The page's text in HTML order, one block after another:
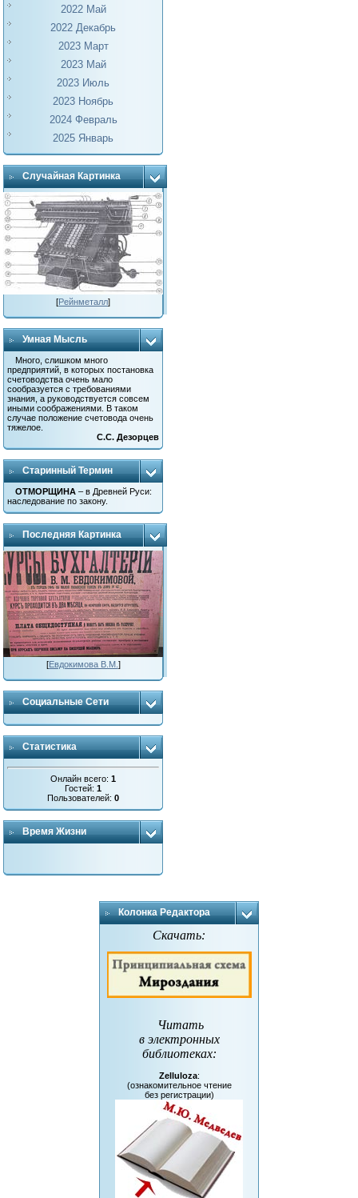
2022 Май
2022 Декабрь
2023 Март
2023 Май
2023 Июль
2023 Ноябрь
2024 Февраль
2025 Январь
Случайная Картинка
[Рейнметалл]
Умная Мысль
Много, слишком много
предприятий, в которых постановка
счетоводства очень мало
сообразуется с требованиями
знания, а руководствуется совсем
иными соображениями. В таком
случае положение счетовода очень
тяжелое.
С.С. Дезорцев
Старинный Термин
ОТМОРЩИНА – в Древней Руси:
наследование по закону.
Последняя Картинка
[Евдокимова В.М. ]
Социальные Сети
Статистика
Онлайн всего:1
Гостей:1
Пользователей:0
Время Жизни
Колонка Редактора
Скачать:
Читать
в электронных
библиотеках:
Zelluloza:
(ознакомительное чтение
без регистрации)